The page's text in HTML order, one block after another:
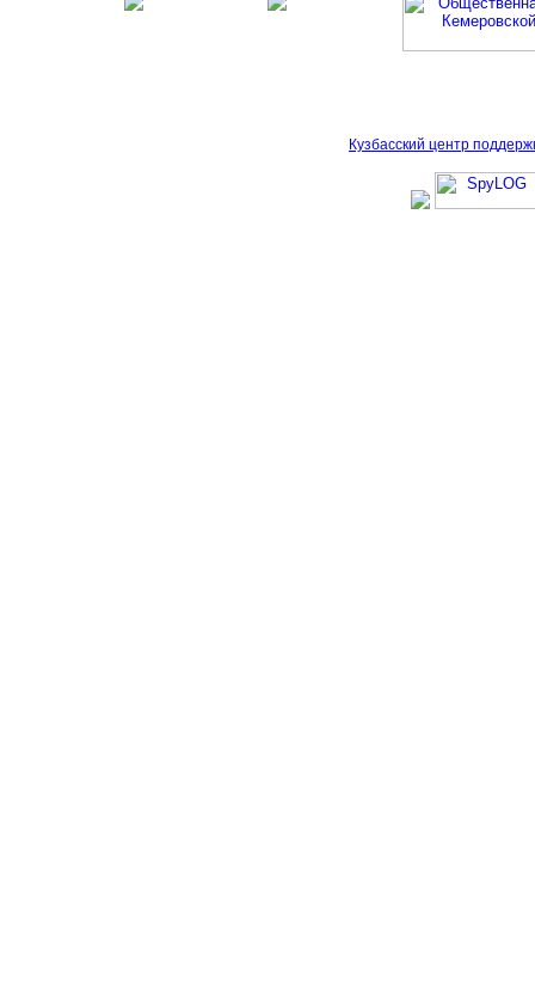
Кузбасский центр